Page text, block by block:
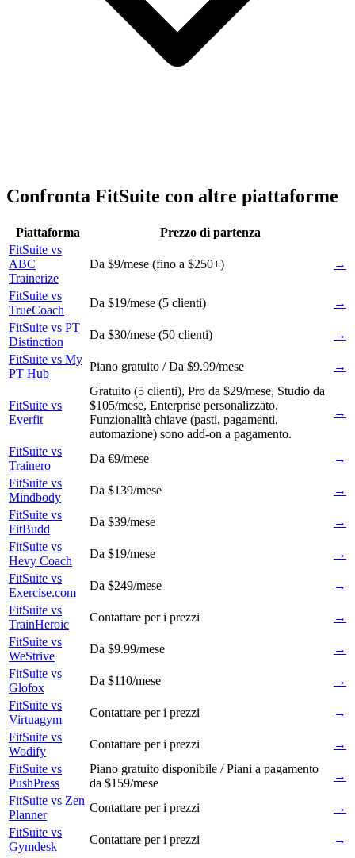
Confronta FitSuite con altre piattaforme
Piattaforma
Prezzo di partenza
FitSuite vs
ABC
Trainerize
Da $9/mese (fino a $250+) →
FitSuite vs
TrueCoach
Da $19/mese (5 clienti)
→
FitSuite vs PT
Distinction
Da $30/mese (50 clienti)
→
FitSuite vs My
PT Hub
Piano gratuito / Da $9.99/mese →
FitSuite vs
Everfit
Gratuito (5 clienti), Pro da $29/mese, Studio da
$105/mese, Enterprise personalizzato.
Funzionalità chiave (pasti, pagamenti,
automazione) sono add-on a pagamento.
→
FitSuite vs
Trainero
Da €9/mese
→
FitSuite vs
Mindbody
Da $139/mese
→
FitSuite vs
FitBudd
Da $39/mese
→
FitSuite vs
Hevy Coach
Da $19/mese
→
FitSuite vs
Exercise.com
Da $249/mese
→
FitSuite vs
TrainHeroic
Contattare per i prezzi
→
FitSuite vs
WeStrive
Da $9.99/mese
→
FitSuite vs
Glofox
Da $110/mese
→
FitSuite vs
Virtuagym
Contattare per i prezzi
→
FitSuite vs
Wodify
Contattare per i prezzi
→
FitSuite vs
PushPress
Piano gratuito disponibile / Piani a pagamento
da $159/mese
→
FitSuite vs Zen
Planner
Contattare per i prezzi
→
FitSuite vs
Gymdesk
Contattare per i prezzi
→